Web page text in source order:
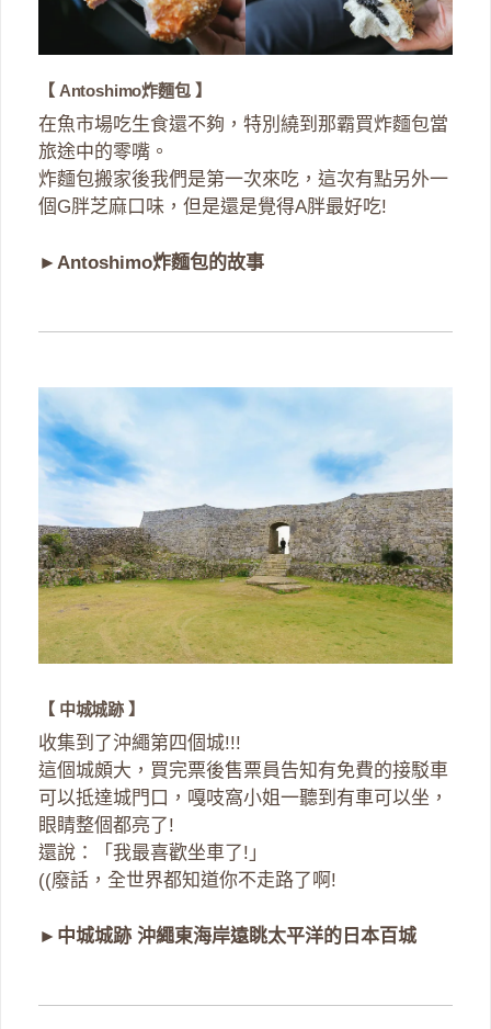
【 Antoshimo炸麵包 】
在魚市場吃生食還不夠，特別繞到那霸買炸麵包當
旅途中的零嘴。
炸麵包搬家後我們是第一次來吃，這次有點另外一
個G胖芝麻口味，但是還是覺得A胖最好吃!
► Antoshimo炸麵包的故事
【 中城城跡 】
收集到了沖繩第四個城!!!
這個城頗大，買完票後售票員告知有免費的接駁車
可以抵達城門口，嘎吱窩小姐一聽到有車可以坐，
眼睛整個都亮了!
還說：「我最喜歡坐車了!」
((廢話，全世界都知道你不走路了啊!
► 中城城跡 沖繩東海岸遠眺太平洋的日本百城